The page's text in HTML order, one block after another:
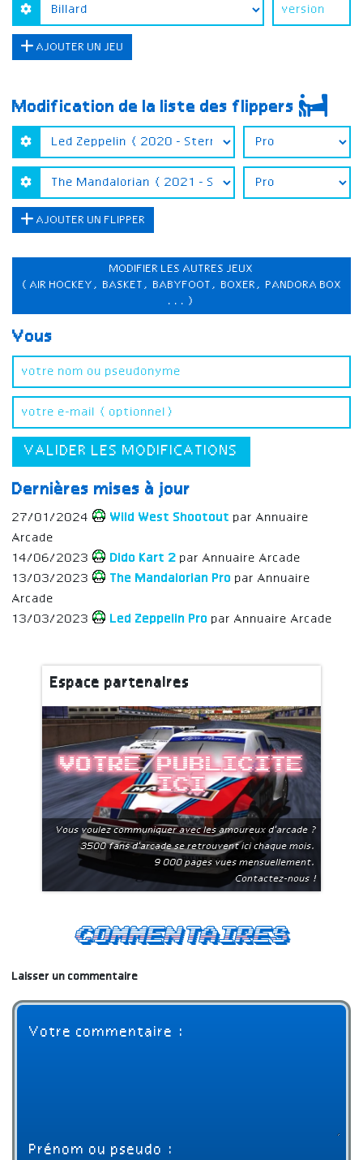
AJOUTER UN JEU
Modification de la liste des flippers
AJOUTER UN FLIPPER
MODIFIER LES AUTRES JEUX
(AIR HOCKEY, BASKET, BABYFOOT, BOXER, PANDORA BOX
...)
Vous
VALIDER LES MODIFICATIONS
Dernières mises à jour
27/01/2024 Wild West Shootout par Annuaire
Arcade
14/06/2023
Dido Kart 2 par Annuaire Arcade
13/03/2023
The Mandalorian Pro par Annuaire
Arcade
13/03/2023
Led Zeppelin Pro par Annuaire Arcade
Espace partenaires
Votre publicite
ici
Vous voulez communiquer avec les amoureux d'arcade ?
3500 fans d'arcade se retrouvent ici chaque mois.
9 000 pages vues mensuellement.
Contactez-nous !
Commentaires
Laisser un commentaire